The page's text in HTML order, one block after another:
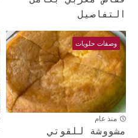
التفاصيل
وصفات حلويات
منذ عام
مشووشة للقوتي